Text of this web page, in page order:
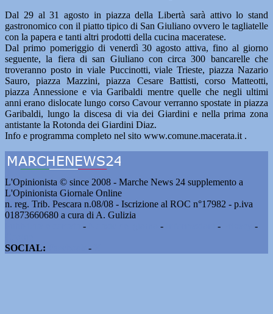
Dal 29 al 31 agosto in piazza della Libertà sarà attivo lo stand
gastronomico con il piatto tipico di San Giuliano ovvero le tagliatelle
con la papera e tanti altri prodotti della cucina maceratese.
Dal primo pomeriggio di venerdì 30 agosto attiva, fino al giorno
seguente, la fiera di san Giuliano con circa 300 bancarelle che
troveranno posto in viale Puccinotti, viale Trieste, piazza Nazario
Sauro, piazza Mazzini, piazza Cesare Battisti, corso Matteotti,
piazza Annessione e via Garibaldi mentre quelle che negli ultimi
anni erano dislocate lungo corso Cavour verranno spostate in piazza
Garibaldi, lungo la discesa di via dei Giardini e nella prima zona
antistante la Rotonda dei Giardini Diaz.
Info e programma completo nel sito www.comune.macerata.it .
L'Opinionista © since 2008 - Marche News 24 supplemento a
L'Opinionista Giornale Online
n. reg. Trib. Pescara n.08/08 - Iscrizione al ROC n°17982 - p.iva
01873660680 a cura di A. Gulizia
- - -
-
SOCIAL:
-